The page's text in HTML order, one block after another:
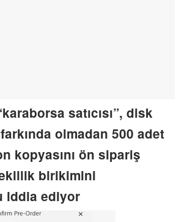
satıcısı”, disk
olmadan 500 adet
kopyasını ön sipariş
birikimini
iddia ediyor